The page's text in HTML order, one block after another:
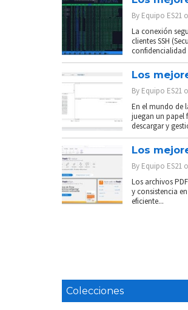
By Equipo ES21
La conexión
clientes SSH
confidencialidad
Los
By Equipo ES21
En el mundo de
juegan un papel
descargar y
Los
By Equipo ES21
Los archivos
y consistencia
eficiente...
Colecciones